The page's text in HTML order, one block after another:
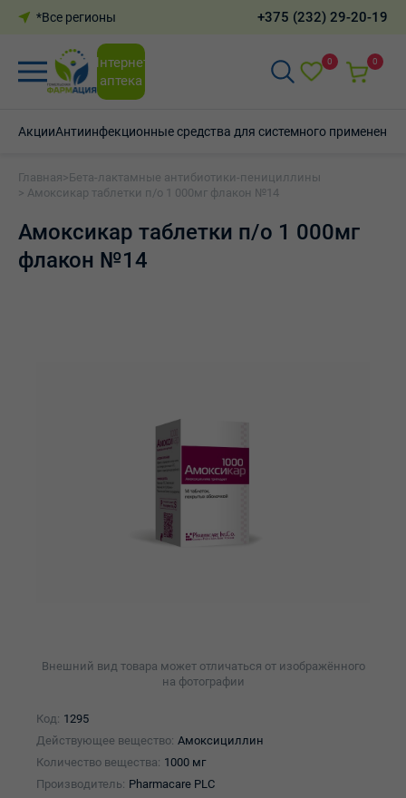
*Все регионы +375 (232) 29-20-19
Интернет-
аптека
0 0
АкцииАнтиинфекционные средства для системного применения
Главная >Бета-лактамные антибиотики-пенициллины
> Амоксикар таблетки п/о 1 000мг флакон №14
Амоксикар таблетки п/о 1 000мг
флакон №14
Внешний вид товара может отличаться от изображённого
на фотографии
Код: 1295
Действующее вещество: Амоксициллин
Количество вещества: 1000 мг
Производитель: Pharmacare PLC